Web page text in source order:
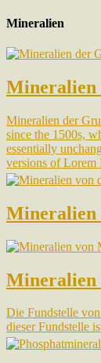
Mineralien
Mineralien
Mineralien der
since the 1500s,
essentially
versions of Lorem
Mineralien
Mineralien
Die Fundstelle
dieser Fundstelle